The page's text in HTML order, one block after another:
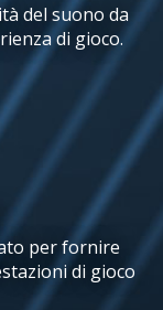
del suono da
di gioco.
per fornire
di gioco